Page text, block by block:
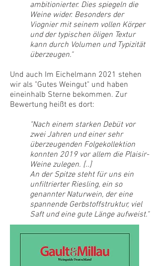
ambitionierter. Dies spiegeln die
Weine wider. Besonders der
Viognier mit seinem vollen Körper
und der typischen öligen Textur
kann durch Volumen und Typizität
überzeugen."
Und auch Im Eichelmann 2021 stehen
wir als "Gutes Weingut" und haben
eineinhalb Sterne bekommen. Zur
Bewertung heißt es dort:
"Nach einem starken Debüt vor
zwei Jahren und einer sehr
überzeugenden Folgekollektion
konnten 2019 vor allem die Plaisir-
Weine zulegen. [..]
An der Spitze steht für uns ein
unfiltrierter Riesling, ein so
genannter Naturwein, der eine
spannende Gerbstoffstruktur, viel
Saft und eine gute Länge aufweist."